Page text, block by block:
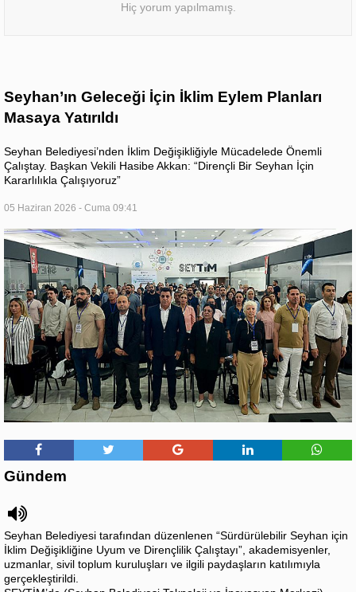
Hiç yorum yapılmamış.
Seyhan’ın Geleceği İçin İklim Eylem Planları
Masaya Yatırıldı
Seyhan Belediyesi’nden İklim Değişikliğiyle Mücadelede Önemli
Çalıştay. Başkan Vekili Hasibe Akkan: “Dirençli Bir Seyhan İçin
Kararlılıkla Çalışıyoruz”
05 Haziran 2026 - Cuma 09:41
Gündem
Seyhan Belediyesi tarafından düzenlenen “Sürdürülebilir Seyhan için
İklim Değişikliğine Uyum ve Dirençlilik Çalıştayı”, akademisyenler,
uzmanlar, sivil toplum kuruluşları ve ilgili paydaşların katılımıyla
gerçekleştirildi.